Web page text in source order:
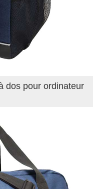
dos pour ordinateur